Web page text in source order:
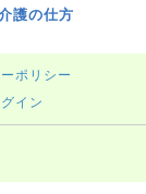
護の仕方
ポリシー
イン